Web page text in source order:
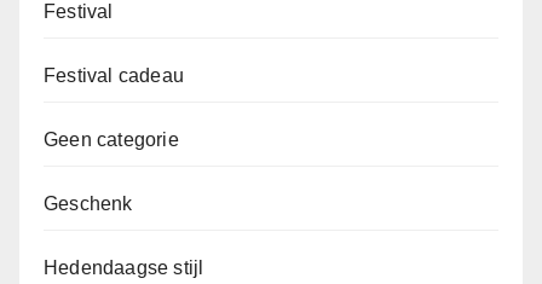
Festival
Festival cadeau
Geen categorie
Geschenk
Hedendaagse stijl